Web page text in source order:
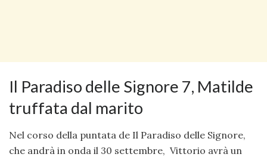
Il Paradiso delle Signore 7, Matilde
truffata dal marito
Nel corso della puntata de Il Paradiso delle Signore,
che andrà in onda il 30 settembre, Vittorio avrà un